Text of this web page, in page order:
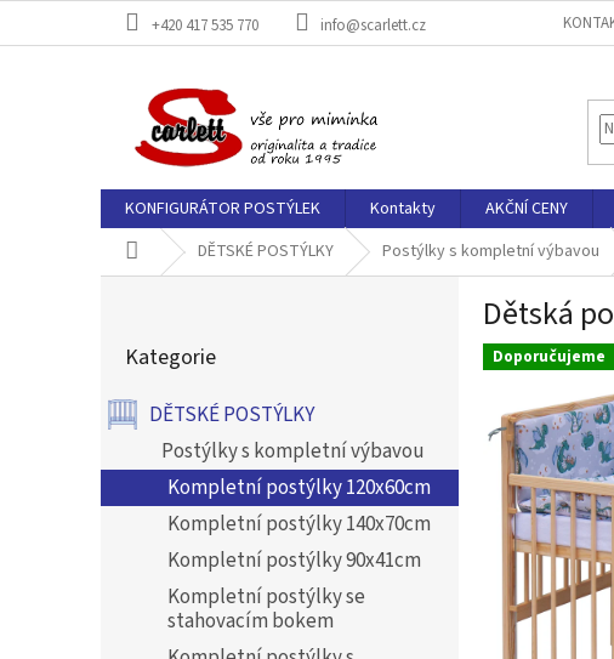
+420 417 535 770 info@scarlett.cz
KONFIGURÁTOR POSTÝLEK Kontakty AKČNÍ CENY
Domů DĚTSKÉ POSTÝLKY Postýlky s kompletní výbavou
a
n
í
kategorie
Kategorie
DĚTSKÉ POSTÝLKY
Postýlky s kompletní výbavou
Kompletní postýlky 120x60cm
Kompletní postýlky 140x70cm
Kompletní postýlky 90x41cm
Kompletní postýlky se
stahovacím bokem
Dětská
Doporučujeme